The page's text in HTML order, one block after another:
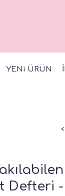
YENi ÜRÜN
Defteri -